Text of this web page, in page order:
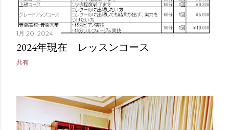
1月 20, 2024
2024年現在 レッスンコース
共有